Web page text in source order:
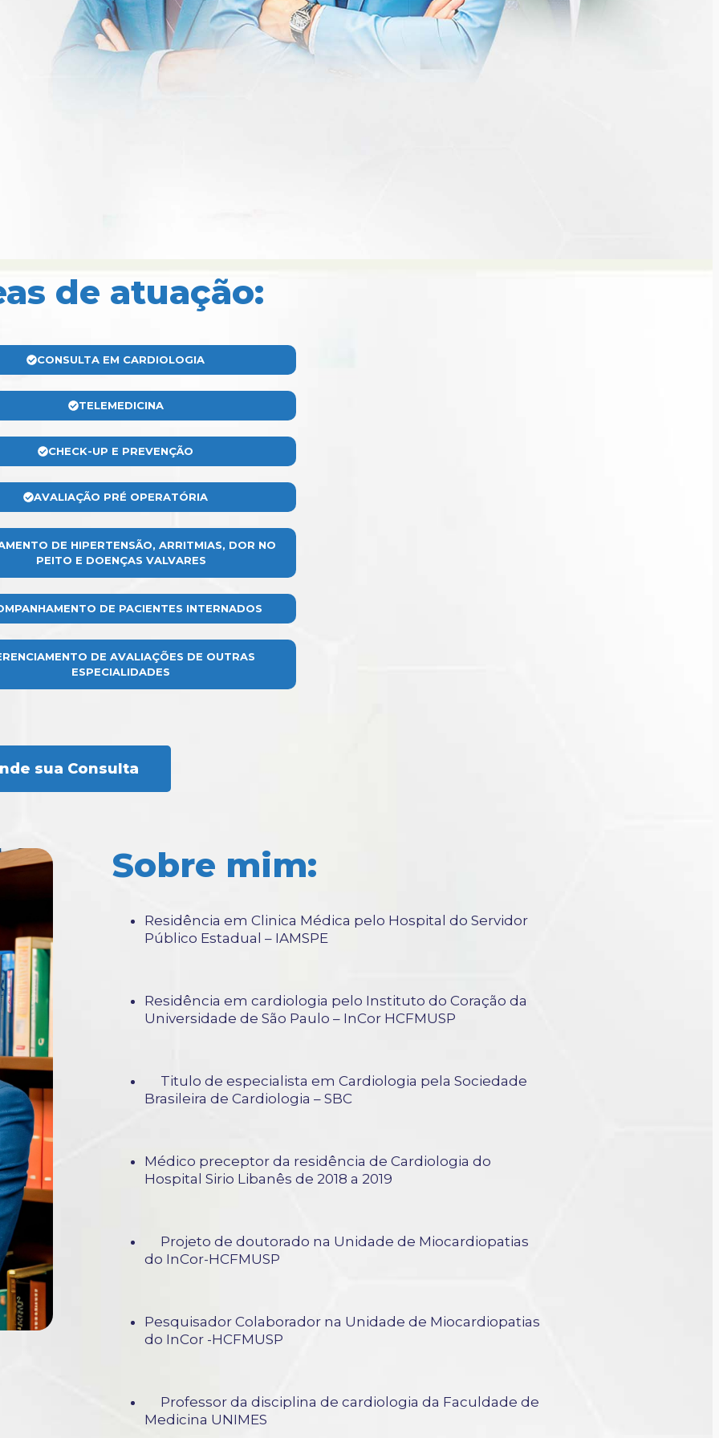
de atuação:
CONSULTA EM CARDIOLOGIA
TELEMEDICINA
CHECK-UP E PREVENÇÃO
AVALIAÇÃO PRÉ OPERATÓRIA
DE HIPERTENSÃO, ARRITMIAS, DOR NO
PEITO E DOENÇAS VALVARES
DE PACIENTES INTERNADOS
DE AVALIAÇÕES DE OUTRAS
ESPECIALIDADES
sua Consulta
Sobre mim:
Residência em Clinica Médica pelo Hospital do Servidor
Público Estadual – IAMSPE
Residência em cardiologia pelo Instituto do Coração da
Universidade de São Paulo – InCor HCFMUSP
Titulo de especialista em Cardiologia pela Sociedade
Brasileira de Cardiologia – SBC
Médico preceptor da residência de Cardiologia do
Hospital Sirio Libanês de 2018 a 2019
Projeto de doutorado na Unidade de Miocardiopatias
do InCor-HCFMUSP
Pesquisador Colaborador na Unidade de Miocardiopatias
do InCor -HCFMUSP
Professor da disciplina de cardiologia da Faculdade de
Medicina UNIMES